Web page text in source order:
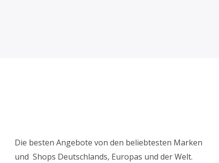
Die besten Angebote von den beliebtesten Marken
und Shops Deutschlands, Europas und der Welt.